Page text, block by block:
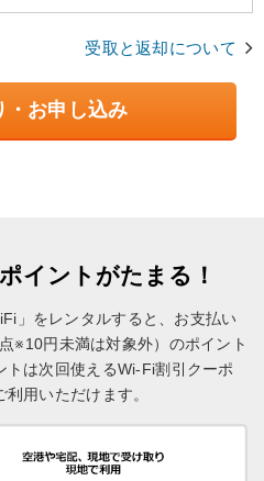
受取と返却について
・お申し込み
イントがたまる！
」をレンタルすると、お支払い
※10円未満は対象外）のポイント
トは次回使えるWi-Fi割引クーポ
用いただけます。